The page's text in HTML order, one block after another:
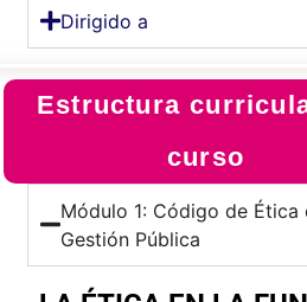
Dirigido a
Estructura
curso
Módulo 1: Código de Ética
Gestión Pública